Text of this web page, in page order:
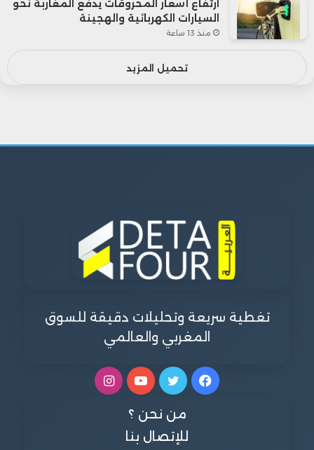
ارتفاع أسعار المحروقات يدفع المغاربة نحو
السيارات الكهربائية والهجينة
منذ 13 ساعة
تحميل المزيد
تغطية سريعة وتحليلات دقيقة للسوق
المغربي والعالمي
فيسبوكتويتر يوتيوبانستقرام
من نحن ؟
للإتصال بنا